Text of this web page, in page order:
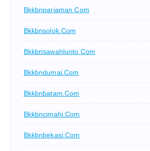
Bkkbnpariaman.com
Bkkbnsolok.com
Bkkbnsawahlunto.com
Bkkbndumai.com
Bkkbnbatam.com
Bkkbncimahi.com
Bkkbnbekasi.com